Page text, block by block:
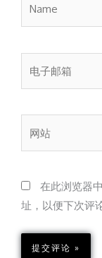
箱
站
在此浏览器
址，以便下次评